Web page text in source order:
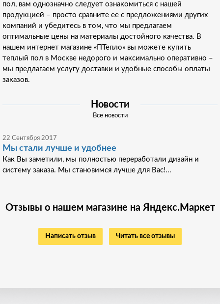
пол, вам однозначно следует ознакомиться с нашей
продукцией – просто сравните ее с предложениями других
компаний и убедитесь в том, что мы предлагаем
оптимальные цены на материалы достойного качества. В
нашем интернет магазине «ПТепло» вы можете купить
теплый пол в Москве недорого и максимально оперативно –
мы предлагаем услугу доставки и удобные способы оплаты
заказов.
Новости
Все новости
22 Сентября 2017
Мы стали лучше и удобнее
Как Вы заметили, мы полностью переработали дизайн и
систему заказа. Мы становимся лучше для Вас!...
Отзывы о нашем магазине на Яндекс.Маркет
Написать отзыв Читать все отзывы